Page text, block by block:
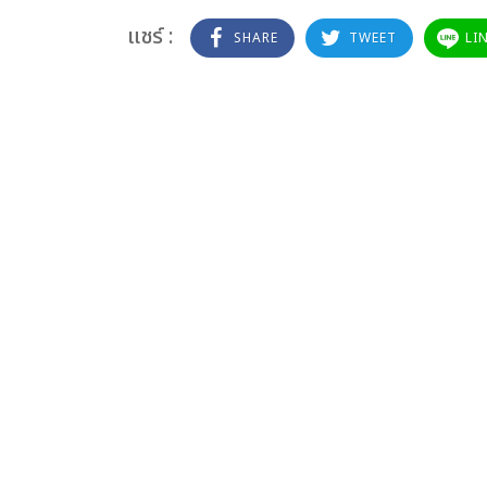
แชร์ : SHARE TWEET